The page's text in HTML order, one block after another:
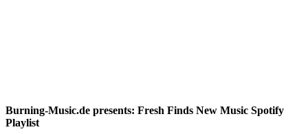
Burning-Music.de presents: Fresh Finds New Music Spotify
Playlist